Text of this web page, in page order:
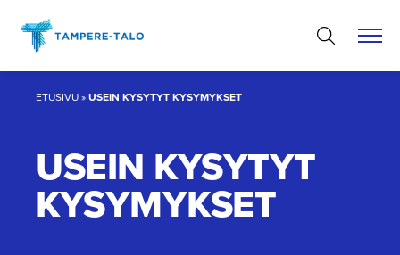
sisältöön
ETUSIVU»USEIN KYSYTYT KYSYMYKSET
USEIN KYSYTYT
KYSYMYKSET